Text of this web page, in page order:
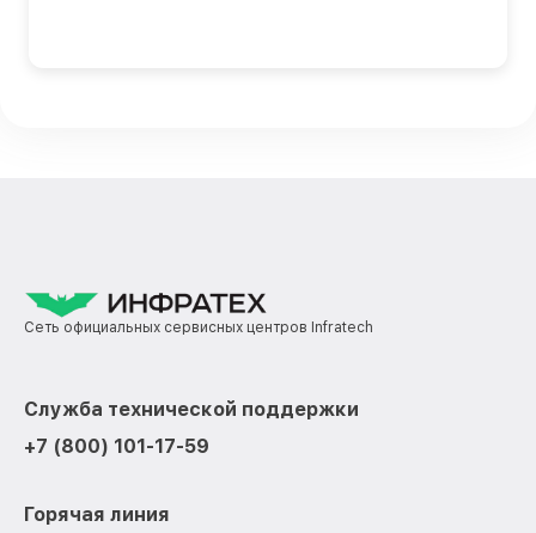
Сеть официальных сервисных центров Infratech
Служба технической поддержки
+7 (800) 101-17-59
Горячая линия